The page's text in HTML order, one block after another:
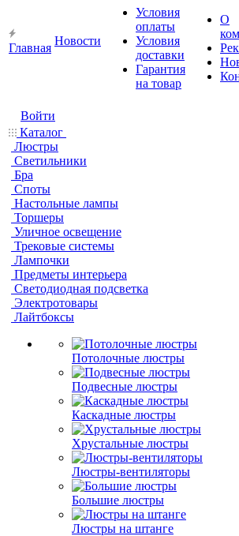
Главная
Новости
Условия
оплаты
Условия
доставки
Гарантия
на товар
О
Войти
Каталог
Люстры
Светильники
Бра
Споты
Настольные лампы
Торшеры
Уличное освещение
Трековые системы
Лампочки
Предметы интерьера
Светодиодная подсветка
Электротовары
Лайтбоксы
Потолочные люстры
Подвесные люстры
Каскадные люстры
Хрустальные люстры
Люстры-вентиляторы
Большие люстры
Люстры на штанге